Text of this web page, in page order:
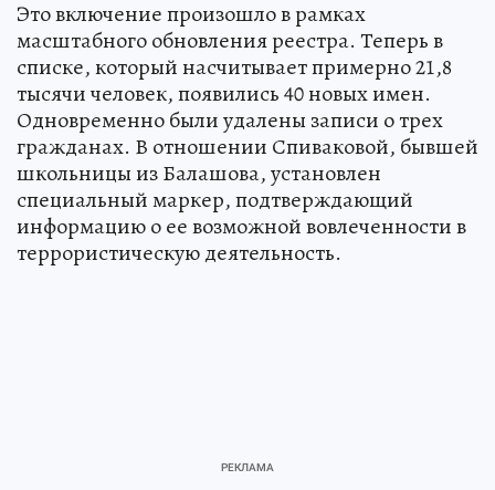
Это включение произошло в рамках
масштабного обновления реестра. Теперь в
списке, который насчитывает примерно 21,8
тысячи человек, появились 40 новых имен.
Одновременно были удалены записи о трех
гражданах. В отношении Спиваковой, бывшей
школьницы из Балашова, установлен
специальный маркер, подтверждающий
информацию о ее возможной вовлеченности в
террористическую деятельность.